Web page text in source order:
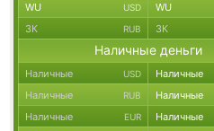
WU USD WU
ЗК RUB ЗК
Наличные деньги
Наличные USD Наличные
Наличные RUB Наличные
Наличные EUR Наличные